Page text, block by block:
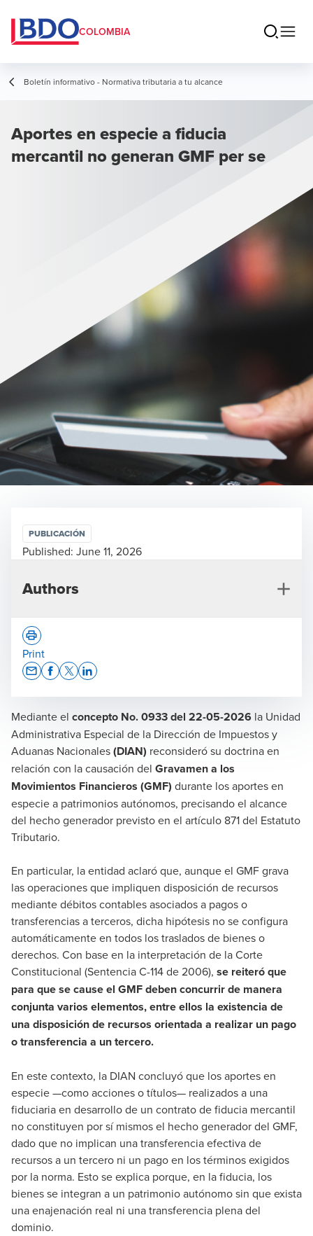
COLOMBIA
Boletín informativo - Normativa tributaria a tu alcance
Aportes en especie a fiducia
mercantil no generan GMF per se
Mediante el concepto No. 0933 del 22-05-2026 la Unidad
Administrativa Especial de la Dirección de Impuestos y
Aduanas Nacionales(DIAN) reconsideró su doctrina en
relación con la causación del Gravamen a los
Movimientos Financieros (GMF) durante los aportes en
especie a patrimonios autónomos, precisando el alcance
del hecho generador previsto en el artículo 871 del Estatuto
Tributario.
En particular, la entidad aclaró que, aunque el GMF grava
las operaciones que impliquen disposición de recursos
mediante débitos contables asociados a pagos o
transferencias a terceros, dicha hipótesis no se configura
automáticamente en todos los traslados de bienes o
derechos. Con base en la interpretación de la Corte
Constitucional (Sentencia C-114 de 2006), se reiteró que
para que se cause el GMF deben concurrir de manera
conjunta varios elementos, entre ellos la existencia de
una disposición de recursos orientada a realizar un pago
o transferencia a un tercero.
En este contexto, la DIAN concluyó que los aportes en
especie —como acciones o títulos— realizados a una
fiduciaria en desarrollo de un contrato de fiducia mercantil
no constituyen por sí mismos el hecho generador del GMF,
dado que no implican una transferencia efectiva de
recursos a un tercero ni un pago en los términos exigidos
por la norma. Esto se explica porque, en la fiducia, los
bienes se integran a un patrimonio autónomo sin que exista
una enajenación real ni una transferencia plena del
dominio.
PUBLICACIÓN
Published: June 11, 2026
Authors
Martha Reyes Amaya
Socia TAX
Socio Líder Tax
Print